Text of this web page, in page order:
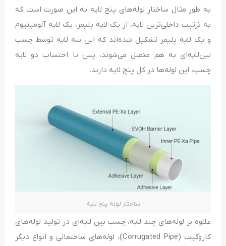
به طور مثال ساختار لوله‌های پنج لایه به این صورت است که
به ترتیب داخلی‌ترین لایه، از یک لایه پلیمر، یک لایه آلومینیوم
و یک لایه پلیمر تشکیل شده‌اند که این سه لایه توسط چسب
بین‌لایه‌ای به هم متصل می‌شوند، پس با احتساب دو لایه
چسب، این لوله‌ها در کل پنج لایه دارند.
ساختار لوله پنج لایه
علاوه بر لوله‌های چند لایه، چسب بین لایه‌ای در تولید لوله‌های
کاروگیت (Corrugated Pipe)، لوله‌های ساختمانی و انواع دیگر